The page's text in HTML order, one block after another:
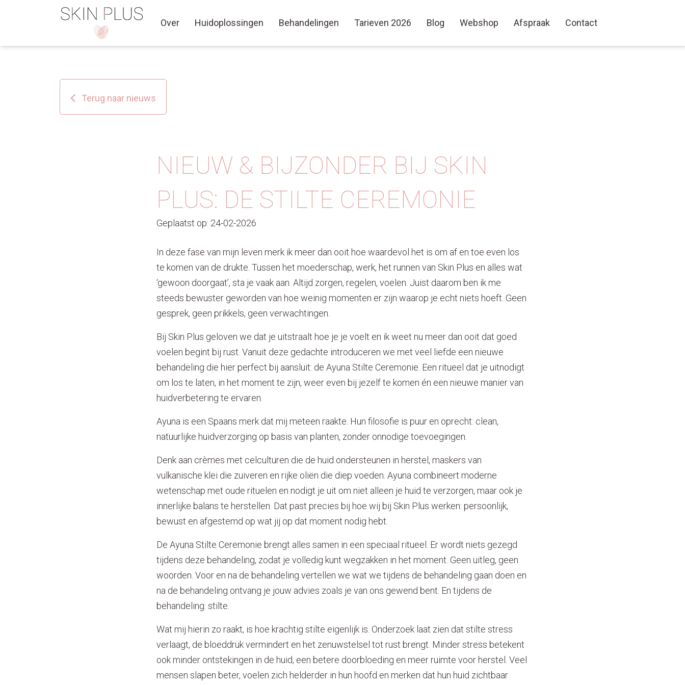
Over Huidoplossingen Behandelingen Tarieven 2026 Blog Webshop Afspraak Contact
Terug naar nieuws
NIEUW & BIJZONDER BIJ SKIN
PLUS: DE STILTE CEREMONIE
Geplaatst op: 24-02-2026
In deze fase van mijn leven merk ik meer dan ooit hoe waardevol het is om af en toe even los
te komen van de drukte. Tussen het moederschap, werk, het runnen van Skin Plus en alles wat
‘gewoon doorgaat’, sta je vaak aan. Altijd zorgen, regelen, voelen. Juist daarom ben ik me
steeds bewuster geworden van hoe weinig momenten er zijn waarop je echt niets hoeft. Geen
gesprek, geen prikkels, geen verwachtingen.
Bij Skin Plus geloven we dat je uitstraalt hoe je je voelt en ik weet nu meer dan ooit dat goed
voelen begint bij rust. Vanuit deze gedachte introduceren we met veel liefde een nieuwe
behandeling die hier perfect bij aansluit: de Ayuna Stilte Ceremonie. Een ritueel dat je uitnodigt
om los te laten, in het moment te zijn, weer even bij jezelf te komen én een nieuwe manier van
huidverbetering te ervaren.
Ayuna is een Spaans merk dat mij meteen raakte. Hun filosofie is puur en oprecht: clean,
natuurlijke huidverzorging op basis van planten, zonder onnodige toevoegingen.
Denk aan crèmes met celculturen die de huid ondersteunen in herstel, maskers van
vulkanische klei die zuiveren en rijke oliën die diep voeden. Ayuna combineert moderne
wetenschap met oude rituelen en nodigt je uit om niet alleen je huid te verzorgen, maar ook je
innerlijke balans te herstellen. Dat past precies bij hoe wij bij Skin Plus werken: persoonlijk,
bewust en afgestemd op wat jij op dat moment nodig hebt.
De Ayuna Stilte Ceremonie brengt alles samen in een speciaal ritueel. Er wordt niets gezegd
tijdens deze behandeling, zodat je volledig kunt wegzakken in het moment. Geen uitleg, geen
woorden. Voor en na de behandeling vertellen we wat we tijdens de behandeling gaan doen en
na de behandeling ontvang je jouw advies zoals je van ons gewend bent. En tijdens de
behandeling: stilte.
Wat mij hierin zo raakt, is hoe krachtig stilte eigenlijk is. Onderzoek laat zien dat stilte stress
verlaagt, de bloeddruk vermindert en het zenuwstelsel tot rust brengt. Minder stress betekent
ook minder ontstekingen in de huid, een betere doorbloeding en meer ruimte voor herstel. Veel
mensen slapen beter, voelen zich helderder in hun hoofd en merken dat hun huid zichtbaar